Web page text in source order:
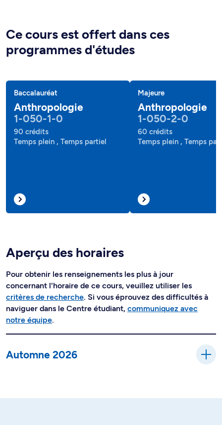
Ce cours est offert dans ces
programmes d'études
Baccalauréat
Anthropologie
1-050-1-0
90 crédits
Temps plein , Temps partiel
Majeure
Anthropologie
1-050-2-0
60 crédits
Temps plein , Temps
Aperçu des horaires
Pour obtenir les renseignements les plus à jour
concernant l'horaire de ce cours, veuillez utiliser les
critères de recherche. Si vous éprouvez des difficultés à
naviguer dans le Centre étudiant, communiquez avec
notre équipe.
Automne 2026